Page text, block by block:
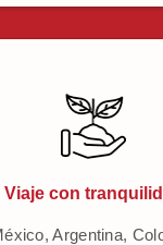
Viaje con
Argentina,